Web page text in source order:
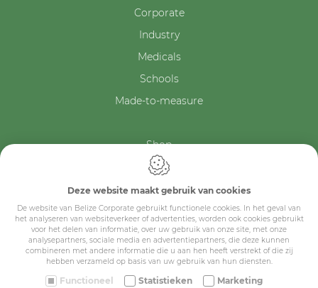
Corporate
Industry
Medicals
Schools
Made-to-measure
Shop
Contact
Deze website maakt gebruik van cookies
De website van Belize Corporate gebruikt functionele cookies. In het geval van
het analyseren van websiteverkeer of advertenties, worden ook cookies gebruikt
voor het delen van informatie, over uw gebruik van onze site, met onze
analysepartners, sociale media en advertentiepartners, die deze kunnen
combineren met andere informatie die u aan hen heeft verstrekt of die zij
hebben verzameld op basis van uw gebruik van hun diensten.
Functioneel Statistieken Marketing